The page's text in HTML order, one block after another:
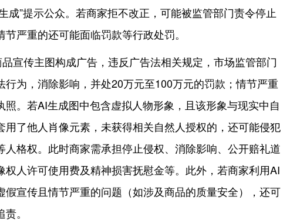
成”提示公众。若商家拒不改正，可能被监管部门责令停止
严重的还可能面临罚款等行政处罚。
宣传主图构成广告，违反广告法相关规定，市场监管部门
行为，消除影响，并处20万元至100万元的罚款；情节严重
照。若AI生成图中包含虚拟人物形象，且该形象与现实中自
用了他人肖像元素，未获得相关自然人授权的，还可能侵犯
人格权。此时商家需承担停止侵权、消除影响、公开赔礼道
权人许可使用费及精神损害抚慰金等。此外，若商家利用AI
假宣传且情节严重的问题（如涉及商品的质量安全），还可
。